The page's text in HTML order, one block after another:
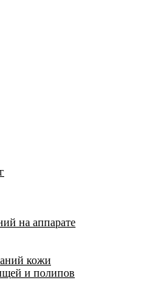
на аппарате
кожи
и полипов